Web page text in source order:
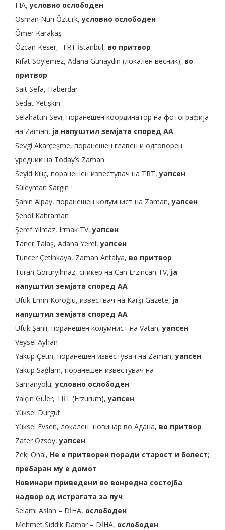
FIA,условно ослободен
Osman Nuri Öztürk,условно ослободен
Ömer Karakaş
Özcan Keser, TRT İstanbul, во притвор
Rıfat Söylemez, Adana Günaydın (локален весник), во
притвор
Sait Sefa, Haberdar
Sedat Yetişkin
Selahattin Sevi, поранешен координатор на фотографија
на Zaman, ја напуштил земјата според AA
Sevgi Akarçeşme, поранешен главен и одговорен
уредник на Today’s Zaman
Seyid Kılıç, поранешен известувач на TRT,уапсен
Süleyman Sargın
Şahin Alpay, поранешен колумнист на Zaman,уапсен
Şenol Kahraman
Şeref Yılmaz, Irmak TV,уапсен
Taner Talaş, Adana Yerel,уапсен
Tuncer Çetinkaya, Zaman Antalya, во притвор
Turan Görüryılmaz, спикер на Can Erzincan TV, ја
напуштил земјата според AA
Ufuk Emin Köroğlu, извествач на Karşı Gazete, ја
напуштил земјата според AA
Ufuk Şanlı, поранешен колумнист на Vatan,уапсен
Veysel Ayhan
Yakup Çetin, поранешен известувач на Zaman, уапсен
Yakup Sağlam, поранешен известувач на
Samanyolu,условно ослободен
Yalçın Güler, TRT (Erzurum),уапсен
Yüksel Durgut
Yüksel Evsen, локален новинар во Адана, во притвор
Zafer Özsoy,уапсен
Zeki Önal, Не е притворен поради старост и болест;
пребаран му е домот
Новинари приведени во вонредна состојба
надвор од истрагата за пуч
Selami Aslan – DİHA, ослободен
Mehmet Sıddık Damar – DİHA, ослободен